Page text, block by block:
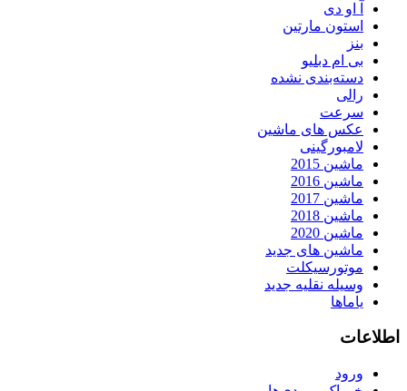
آ او دی
استون مارتین
بنز
بی ام دبلیو
دسته‌بندی نشده
رالی
سرعت
عکس های ماشین
لامبورگینی
ماشین 2015
ماشین 2016
ماشین 2017
ماشین 2018
ماشین 2020
ماشین های جدید
موتورسیکلت
وسیله نقلیه جدید
یاماها
اطلاعات
ورود